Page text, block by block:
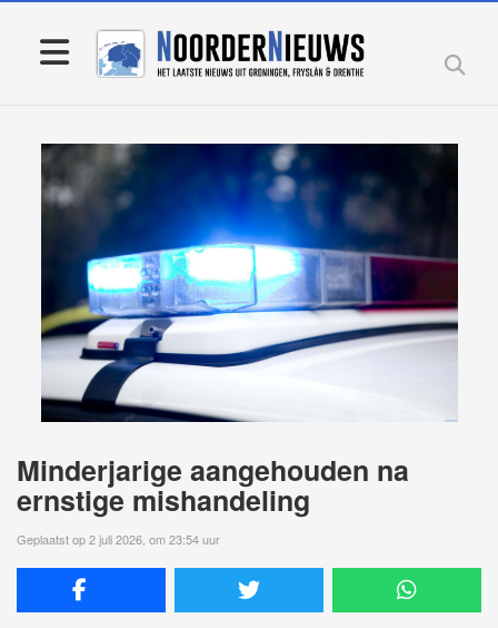
Minderjarige aangehouden na
ernstige mishandeling
Geplaatst op 2 juli 2026, om 23:54 uur